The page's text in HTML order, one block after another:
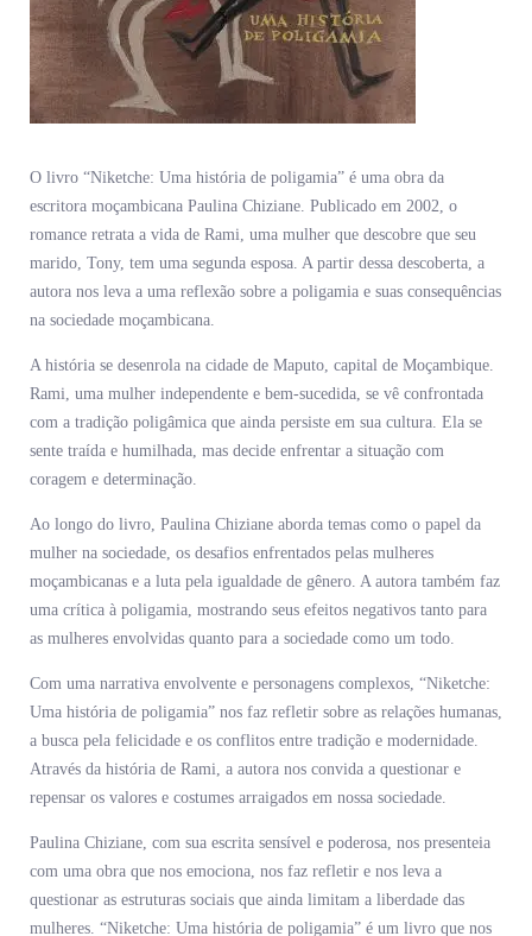
O livro “Niketche: Uma história de poligamia” é uma obra da
escritora moçambicana Paulina Chiziane. Publicado em 2002, o
romance retrata a vida de Rami, uma mulher que descobre que seu
marido, Tony, tem uma segunda esposa. A partir dessa descoberta, a
autora nos leva a uma reflexão sobre a poligamia e suas consequências
na sociedade moçambicana.
A história se desenrola na cidade de Maputo, capital de Moçambique.
Rami, uma mulher independente e bem-sucedida, se vê confrontada
com a tradição poligâmica que ainda persiste em sua cultura. Ela se
sente traída e humilhada, mas decide enfrentar a situação com
coragem e determinação.
Ao longo do livro, Paulina Chiziane aborda temas como o papel da
mulher na sociedade, os desafios enfrentados pelas mulheres
moçambicanas e a luta pela igualdade de gênero. A autora também faz
uma crítica à poligamia, mostrando seus efeitos negativos tanto para
as mulheres envolvidas quanto para a sociedade como um todo.
Com uma narrativa envolvente e personagens complexos, “Niketche:
Uma história de poligamia” nos faz refletir sobre as relações humanas,
a busca pela felicidade e os conflitos entre tradição e modernidade.
Através da história de Rami, a autora nos convida a questionar e
repensar os valores e costumes arraigados em nossa sociedade.
Paulina Chiziane, com sua escrita sensível e poderosa, nos presenteia
com uma obra que nos emociona, nos faz refletir e nos leva a
questionar as estruturas sociais que ainda limitam a liberdade das
mulheres. “Niketche: Uma história de poligamia” é um livro que nos